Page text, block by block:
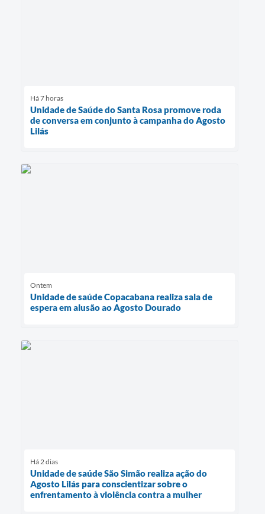
Há 7 horas
Unidade de Saúde do Santa Rosa promove roda
de conversa em conjunto à campanha do Agosto
Lilás
Ontem
Unidade de saúde Copacabana realiza sala de
espera em alusão ao Agosto Dourado
Há 2 dias
Unidade de saúde São Simão realiza ação do
Agosto Lilás para conscientizar sobre o
enfrentamento à violência contra a mulher